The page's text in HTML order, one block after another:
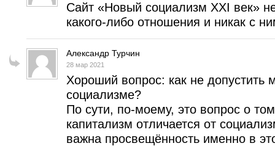
Сайт «Новый социализм XXI век»
какого-либо отношения и никак с
Александр Турчин
28 мар 2021
Хороший вопрос: как не допустить
социализме?
По сути, по-моему, это вопрос о
капитализм отличается от
важна просвещённость именно в